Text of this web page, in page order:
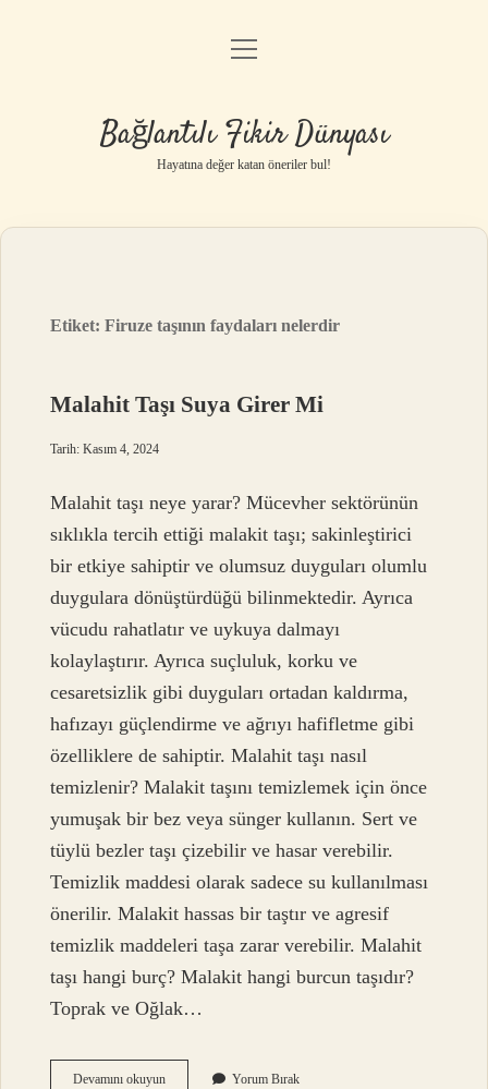
Anasayfa
Yasal Uyarı
menüyü
Bağlantılı Fikir Dünyası
Hayatına değer katan öneriler bul!
Etiket:Firuze taşının faydaları nelerdir
Malahit Taşı Suya Girer Mi
Tarih: Kasım 4, 2024
Malahit taşı neye yarar? Mücevher sektörünün
sıklıkla tercih ettiği malakit taşı; sakinleştirici
bir etkiye sahiptir ve olumsuz duyguları olumlu
duygulara dönüştürdüğü bilinmektedir. Ayrıca
vücudu rahatlatır ve uykuya dalmayı
kolaylaştırır. Ayrıca suçluluk, korku ve
cesaretsizlik gibi duyguları ortadan kaldırma,
hafızayı güçlendirme ve ağrıyı hafifletme gibi
özelliklere de sahiptir. Malahit taşı nasıl
temizlenir? Malakit taşını temizlemek için önce
yumuşak bir bez veya sünger kullanın. Sert ve
tüylü bezler taşı çizebilir ve hasar verebilir.
Temizlik maddesi olarak sadece su kullanılması
önerilir. Malakit hassas bir taştır ve agresif
temizlik maddeleri taşa zarar verebilir. Malahit
taşı hangi burç? Malakit hangi burcun taşıdır?
Toprak ve Oğlak…
Devamını okuyunMalahit
Yorum Bırak